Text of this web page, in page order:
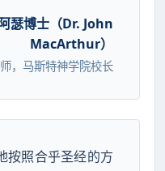
瑟博士（Dr. John
MacArthur）
，马斯特神学院校长
按照合乎圣经的方